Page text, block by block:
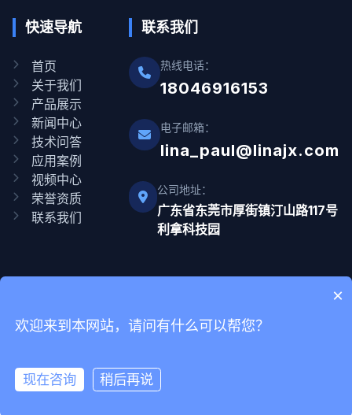
快速导航
首页
关于我们
产品展示
新闻中心
技术问答
应用案例
视频中心
荣誉资质
联系我们
联系我们
热线电话：
18046916153
电子邮箱：
lina_paul@linajx.com
公司地址：
广东省东莞市厚街镇汀山路117号
利拿科技园
Copyright © 2012-2025 广东利拿实业有限公司 版权所有 网站备
案号粤ICP备08110834号-9
×
欢迎来到本网站，请问有什么可以帮您？
现在咨询
稍后再说
在线咨询